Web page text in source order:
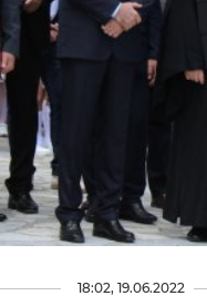
18:02, 19.06.2022